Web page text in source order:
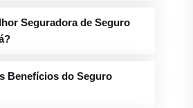
Seguradora de Seguro
Benefícios do Seguro